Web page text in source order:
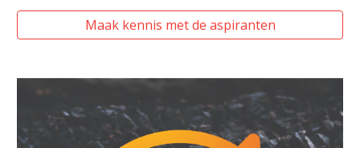
Maak kennis met de aspiranten